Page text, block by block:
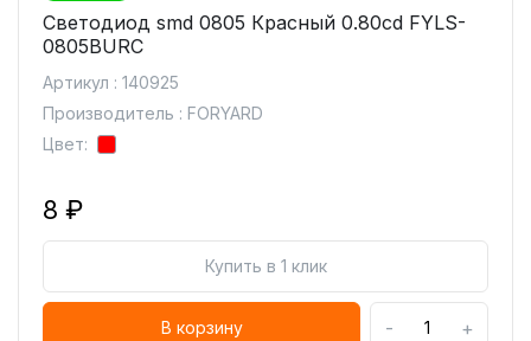
Светодиод smd 0805 Красный 0.80cd FYLS-
0805BURC
Артикул : 140925
Производитель : FORYARD
Цвет:
8 ₽
Купить в 1 клик
В корзину - +